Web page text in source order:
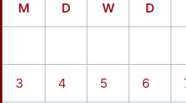
M
D W D
3 4 5 6